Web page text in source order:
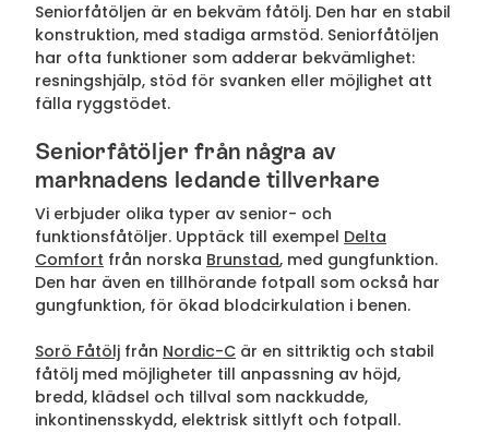
Seniorfåtöljen är en bekväm fåtölj. Den har en stabil
konstruktion, med stadiga armstöd. Seniorfåtöljen
har ofta funktioner som adderar bekvämlighet:
resningshjälp, stöd för svanken eller möjlighet att
fälla ryggstödet.
Seniorfåtöljer från några av
marknadens ledande tillverkare
Vi erbjuder olika typer av senior- och
funktionsfåtöljer. Upptäck till exempel Delta
Comfort från norska Brunstad, med gungfunktion.
Den har även en tillhörande fotpall som också har
gungfunktion, för ökad blodcirkulation i benen.
Sorö Fåtölj från Nordic-C är en sittriktig och stabil
fåtölj med möjligheter till anpassning av höjd,
bredd, klädsel och tillval som nackkudde,
inkontinensskydd, elektrisk sittlyft och fotpall.